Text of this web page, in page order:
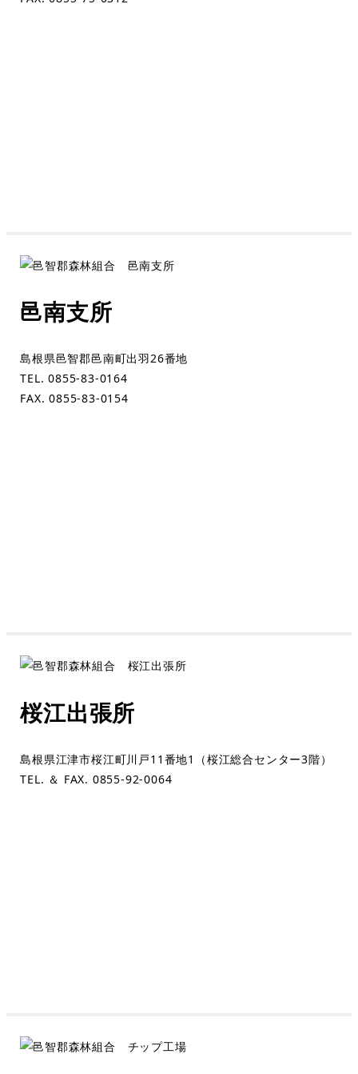
邑南支所
島根県邑智郡邑南町出羽26番地
TEL. 0855-83-0164
FAX. 0855-83-0154
桜江出張所
島根県江津市桜江町川戸11番地1（桜江総合センター3階）
TEL. ＆ FAX. 0855-92-0064